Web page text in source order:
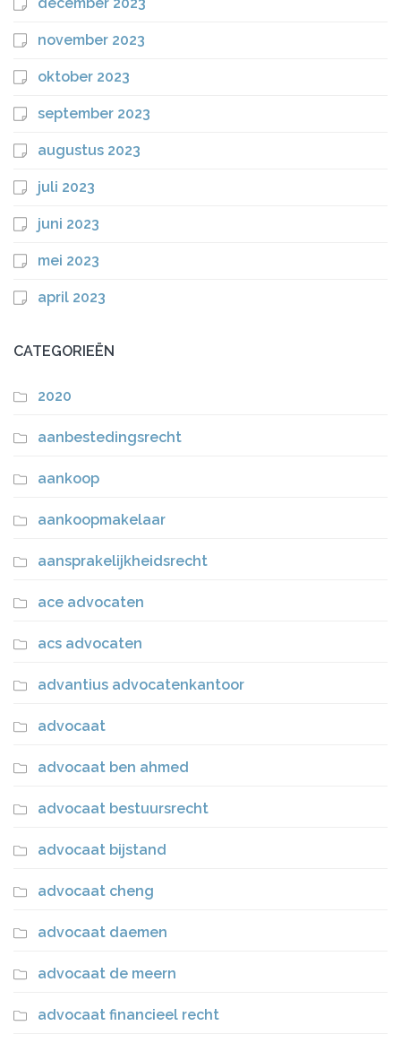
november 2023
oktober 2023
september 2023
augustus 2023
juli 2023
juni 2023
mei 2023
april 2023
CATEGORIEËN
2020
aanbestedingsrecht
aankoop
aankoopmakelaar
aansprakelijkheidsrecht
ace advocaten
acs advocaten
advantius advocatenkantoor
advocaat
advocaat ben ahmed
advocaat bestuursrecht
advocaat bijstand
advocaat cheng
advocaat daemen
advocaat de meern
advocaat financieel recht